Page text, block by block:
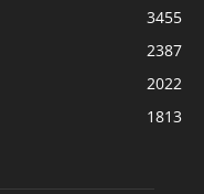
3455
2387
2022
1813